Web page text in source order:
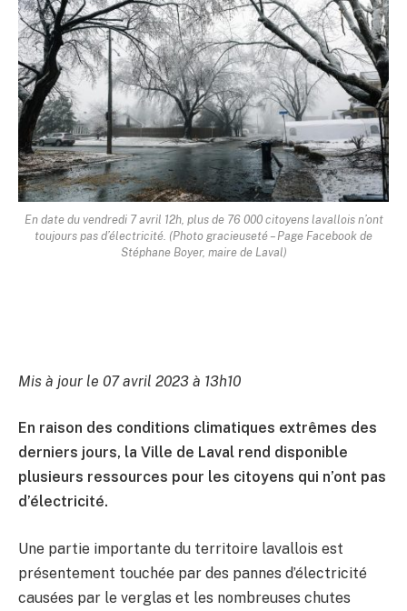
En date du vendredi 7 avril 12h, plus de 76 000 citoyens lavallois n’ont
toujours pas d’électricité. (Photo gracieuseté – Page Facebook de
Stéphane Boyer, maire de Laval)
Mis à jour le 07 avril 2023 à 13h10
En raison des conditions climatiques extrêmes des
derniers jours, la Ville de Laval rend disponible
plusieurs ressources pour les citoyens qui n’ont pas
d’électricité.
Une partie importante du territoire lavallois est
présentement touchée par des pannes d’électricité
causées par le verglas et les nombreuses chutes